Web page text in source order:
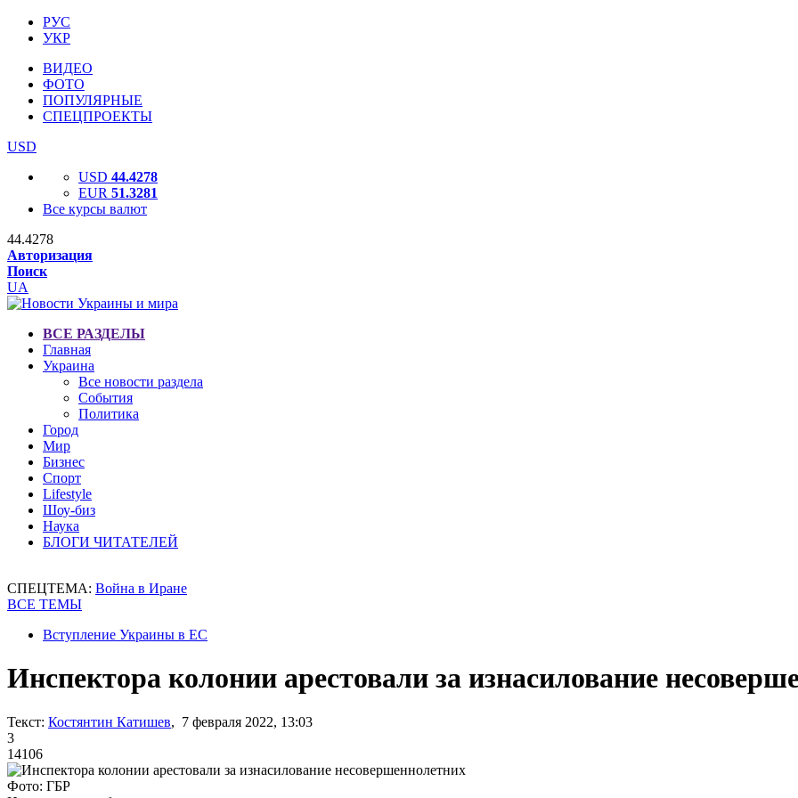
РУС
УКР
ВИДЕО
ФОТО
ПОПУЛЯРНЫЕ
СПЕЦПРОЕКТЫ
USD
USD 44.4278
EUR 51.3281
Все курсы валют
44.4278
Авторизация
Поиск
UA
ВСЕ РАЗДЕЛЫ
Главная
Украина
Все новости раздела
События
Политика
Город
Мир
Бизнес
Спорт
Lifestyle
Шоу-биз
Наука
БЛОГИ ЧИТАТЕЛЕЙ
СПЕЦТЕМА: Война в Иране
ВСЕ ТЕМЫ
Вступление Украины в ЕС
Инспектора колонии арестовали за изнасилование
Текст: Костянтин Катишев, 7 февраля 2022, 13:03
3
14106
Фото: ГБР